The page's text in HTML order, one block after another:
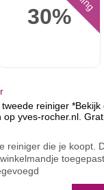
30%
reiniger *Bekijk
op yves-rocher.nl.
reiniger die je koopt.